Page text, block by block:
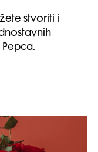
stvoriti i